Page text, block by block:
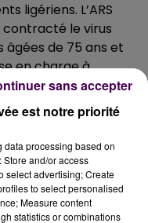
ligériens. L’ARS
contracté le virus
âgées de 75 ans et
en charge à
51 personnes sont
patients dépistés
résultats. Si le virus
les Pays-de-
l’incidence
de France
sanitaires.
est notre priorité
data processing based on
and/or access
select advertising; Create
to select personalised
Measure content
statistics or combinations
sans accepter